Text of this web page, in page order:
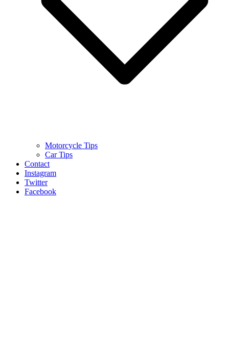
Motorcycle Tips
Car Tips
Contact
Instagram
Twitter
Facebook